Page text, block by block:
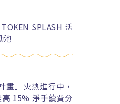
SPLASH 活
池
畫」火熱進行中，
15% 淨手續費分